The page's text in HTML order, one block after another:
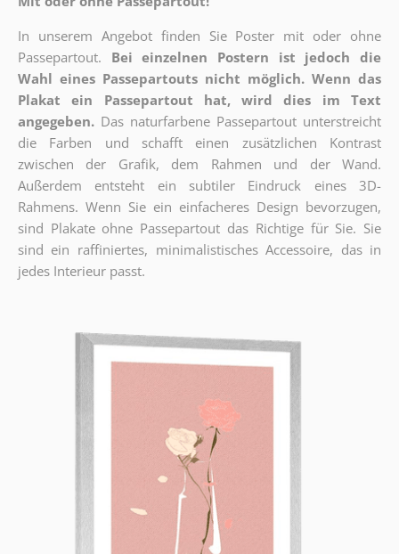
In unserem Angebot finden Sie Poster mit oder ohne
Passepartout.
Bei einzelnen Postern ist jedoch die
Wahl eines Passepartouts nicht möglich. Wenn das
Plakat ein Passepartout hat, wird dies im Text
angegeben. Das naturfarbene Passepartout unterstreicht
die Farben und schafft einen zusätzlichen Kontrast
zwischen der Grafik, dem Rahmen und der Wand.
Außerdem entsteht ein subtiler Eindruck eines 3D-
Rahmens. Wenn Sie ein einfacheres Design bevorzugen,
sind Plakate ohne Passepartout das Richtige für Sie. Sie
sind ein raffiniertes, minimalistisches Accessoire, das in
jedes Interieur passt.